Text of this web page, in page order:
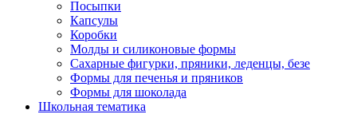
Посыпки
Капсулы
Коробки
Молды и силиконовые формы
Сахарные фигурки, пряники, леденцы, безе
Формы для печенья и пряников
Формы для шоколада
Школьная тематика